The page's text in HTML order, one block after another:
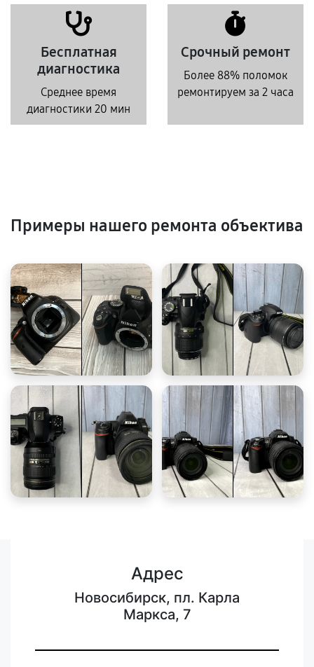
Бесплатная
диагностика
Среднее время
диагностики 20 мин
Срочный ремонт
Более 88% поломок
ремонтируем за 2 часа
Примеры нашего ремонта объектива
Адрес
Новосибирск, пл. Карла
Маркса, 7